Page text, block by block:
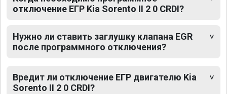
отключение ЕГР Kia Sorento II 2 0 CRDI?
Нужно ли ставить заглушку клапана EGR
после программного отключения?
Вредит ли отключение ЕГР двигателю Kia
Sorento II 2 0 CRDI?